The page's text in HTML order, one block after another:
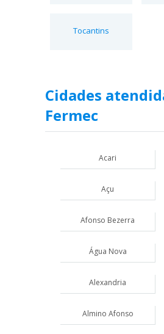
Tocantins
Cidades
Fermec
Acari
Açu
Afonso Bezerra
Água Nova
Alexandria
Almino Afonso